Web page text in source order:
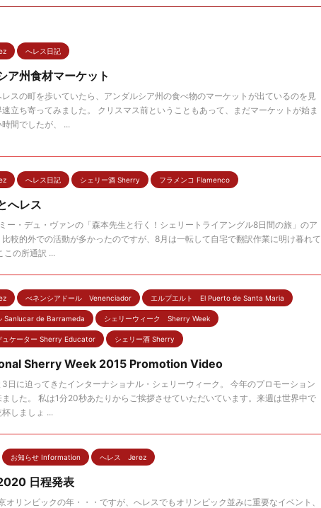
へレス日記
ア州食材マーケット
スの町を歩いていたら、アンダルシア州の食べ物のマーケットが出ているのを見
立ち寄ってみました。 クリスマス前ということもあって、まだマーケットが始ま
間でしたが、 ...
へレス日記 シェリー酒 Sherry フラメンコ Flamenco
へレス
ー・デュ・ヴァンの「森本先生と行く！シェリートライアングル8日間の旅」のア
較的外での活動が多かったのですが、8月は一転して自宅で翻訳作業に明け暮れて
この所通訳 ...
べネンシアドール Venenciador エルプエルト El Puerto de Santa Maria
Sanlucar de Barrameda シェリーウィーク Sherry Week
ュケーター Sherry Educator シェリー酒 Sherry
Sherry Week 2015 Promotion Video
3日に迫ってきたインターナショナル・シェリーウィーク。 今年のプロモーション
ました。 私は1分20秒あたりからご挨拶させていただいています。来週は世界中で
しましょ ...
お知らせ Information へレス Jerez
日程発表
オリンピックの年・・・ですが、へレスでもオリンピック並みに重要なイベント、